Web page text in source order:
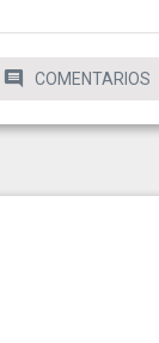
COMENTARIOS